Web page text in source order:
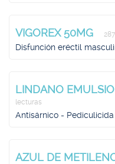
VIGOREX 50MG
Disfunción eréctil
LINDANO
lecturas
Antisárnico - Pediculicida
AZUL DE